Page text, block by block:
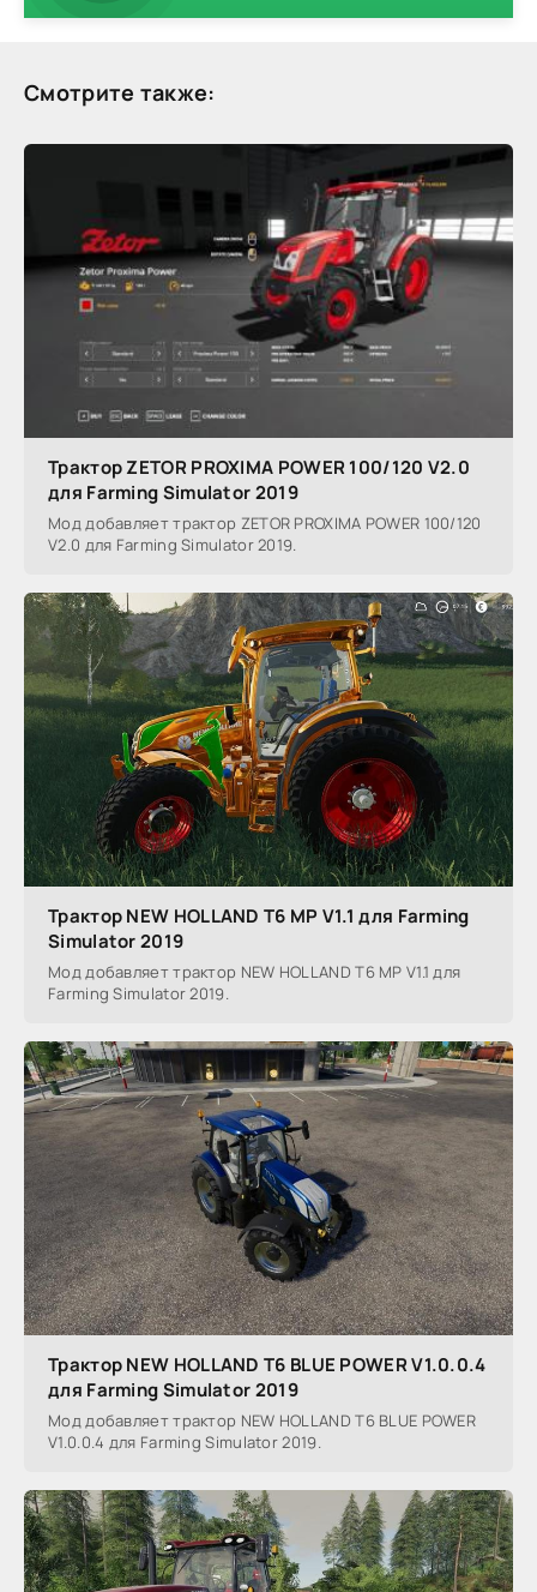
Смотрите также:
Трактор ZETOR PROXIMA POWER 100/120 V2.0
для Farming Simulator 2019
Мод добавляет трактор ZETOR PROXIMA POWER 100/120
V2.0 для Farming Simulator 2019.
Трактор NEW HOLLAND T6 MP V1.1 для Farming
Simulator 2019
Мод добавляет трактор NEW HOLLAND T6 MP V1.1 для
Farming Simulator 2019.
Трактор NEW HOLLAND T6 BLUE POWER V1.0.0.4
для Farming Simulator 2019
Мод добавляет трактор NEW HOLLAND T6 BLUE POWER
V1.0.0.4 для Farming Simulator 2019.